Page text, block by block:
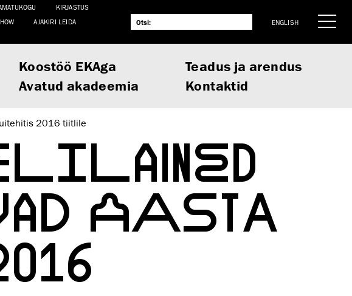
KIRJASTUS
AJAKIRI LEIDA
ENGLISH
Koostöö EKAga
Teadus ja arendus
Avatud akadeemia Kontaktid
2016 tiitlile
AASTA